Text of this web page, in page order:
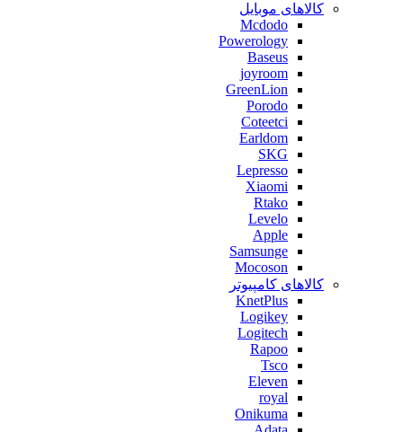
کالاهای موبایل
Mcdodo
Powerology
Baseus
joyroom
GreenLion
Porodo
Coteetci
Earldom
SKG
Lepresso
Xiaomi
Rtako
Levelo
Apple
Samsunge
Mocoson
کالاهای کامپیوتر
KnetPlus
Logikey
Logitech
Rapoo
Tsco
Eleven
royal
Onikuma